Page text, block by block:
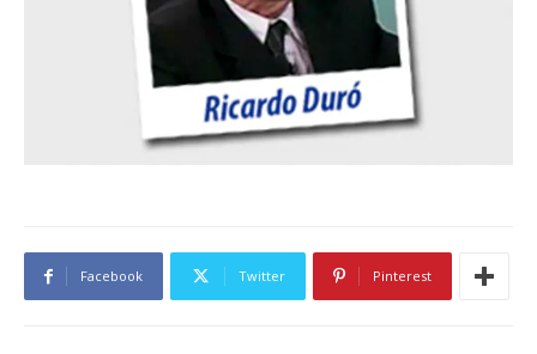
Facebook Twitter Pinterest